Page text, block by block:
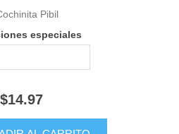
Pibil
especiales
$14.97